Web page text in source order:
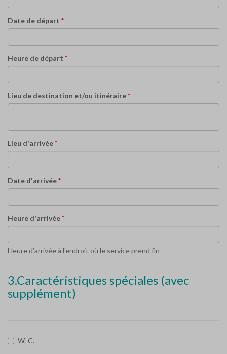
Date de départ *
Heure de départ *
Lieu de destination et/ou itinéraire*
Lieu d'arrivée*
Date d'arrivée*
Heure d'arrivée*
Heure d’arrivée à l'endroit où le service prend fin
3.Caractéristiques spéciales (avec
supplément)
W.-C.